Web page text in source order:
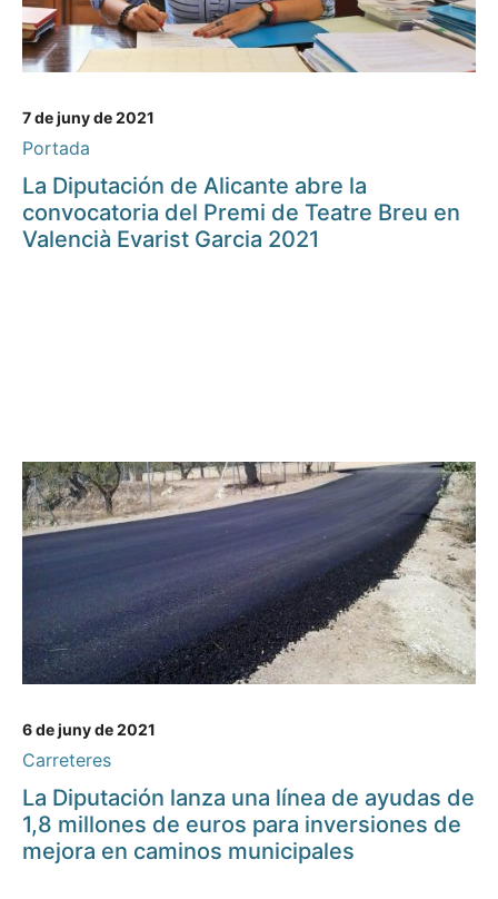
7 de juny de 2021
Portada
La Diputación de Alicante abre la
convocatoria del Premi de Teatre Breu en
Valencià Evarist Garcia 2021
6 de juny de 2021
Carreteres
La Diputación lanza una línea de ayudas de
1,8 millones de euros para inversiones de
mejora en caminos municipales